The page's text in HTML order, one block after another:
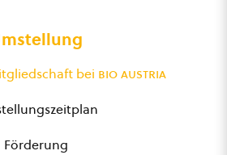
bei bio austria
Förderung